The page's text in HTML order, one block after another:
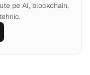
pe AI, blockchain,